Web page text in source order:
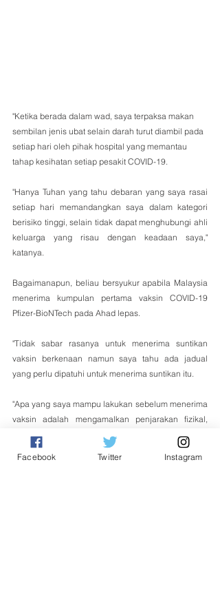
"Ketika berada dalam wad, saya terpaksa makan
sembilan jenis ubat selain darah turut diambil pada
setiap hari oleh pihak hospital yang memantau
tahap kesihatan setiap pesakit COVID-19.
"Hanya Tuhan yang tahu debaran yang saya rasai
setiap hari memandangkan saya dalam kategori
berisiko tinggi, selain tidak dapat menghubungi ahli
keluarga yang risau dengan keadaan saya,"
katanya.
Bagaimanapun, beliau bersyukur apabila Malaysia
menerima kumpulan pertama vaksin COVID-19
Pfizer-BioNTech pada Ahad lepas.
"Tidak sabar rasanya untuk menerima suntikan
vaksin berkenaan namun saya tahu ada jadual
yang perlu dipatuhi untuk menerima suntikan itu.
"Apa yang saya mampu lakukan sebelum menerima
vaksin adalah mengamalkan penjarakan fizikal,
memakai pelitup muka ketika berada di luar rumah
serta menggunakan pencuci tangan. Saya sudah
serik berada di hospital. Cukuplah sekali dijangkiti
Facebook Twitter Instagram